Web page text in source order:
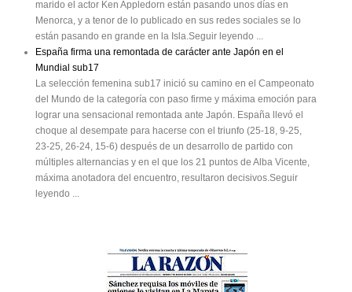
marido el actor Ken Appledorn están pasando unos días en
Menorca, y a tenor de lo publicado en sus redes sociales se lo
están pasando en grande en la Isla.Seguir leyendo ...
España firma una remontada de carácter ante Japón en el
Mundial sub17
La selección femenina sub17 inició su camino en el Campeonato
del Mundo de la categoría con paso firme y máxima emoción para
lograr una sensacional remontada ante Japón. España llevó el
choque al desempate para hacerse con el triunfo (25-18, 9-25,
23-25, 26-24, 15-6) después de un desarrollo de partido con
múltiples alternancias y en el que los 21 puntos de Alba Vicente,
máxima anotadora del encuentro, resultaron decisivos.Seguir
leyendo ...